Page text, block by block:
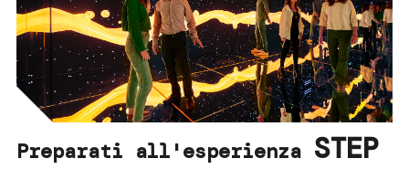
Preparati all'esperienza STEP